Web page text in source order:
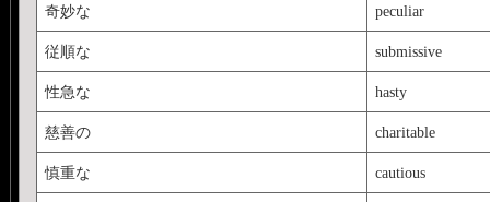
奇妙な peculiar
従順な submissive
性急な hasty
慈善の charitable
慎重な cautious